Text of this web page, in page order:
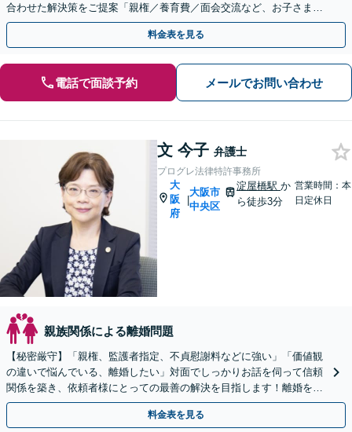
合わせた解決策をご提案「親権／養育費／面会交流など、お子さまの
重要な問題に真摯に向き合います」【休日・夜間相談可】
料金表を見る
電話で面談予約 メールでお問い合わせ
文 今子 弁護士
プログレ法律特許事務所
大
阪
府
|
大阪市
中央区
淀屋橋駅か
ら徒歩3分
営業時間：本
日定休日
親族関係による離婚問題
【秘密厳守】「親権、監護者指定、不貞慰謝料などに強い」「価値観
の違いで悩んでいる、離婚したい」対面でしっかりお話を伺って信頼
関係を築き、依頼者様にとっての最善の解決を目指します！離婚を考
えている段階でもご相談ください。
料金表を見る